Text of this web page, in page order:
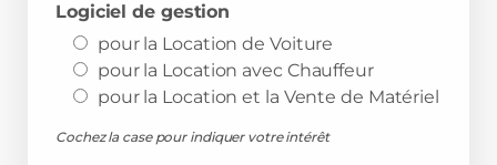
Logiciel de gestion
pour la Location de Voiture
pour la Location avec Chauffeur
pour la Location et la Vente de Matériel
Cochez la case pour indiquer votre intérêt